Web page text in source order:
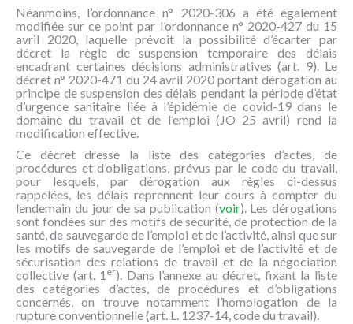
Néanmoins, l’ordonnance n° 2020-306 a été également
modifiée sur ce point par l’ordonnance n° 2020-427 du 15
avril 2020, laquelle prévoit la possibilité d’écarter par
décret la règle de suspension temporaire des délais
encadrant certaines décisions administratives (art. 9). Le
décret n° 2020-471 du 24 avril 2020 portant dérogation au
principe de suspension des délais pendant la période d’état
d’urgence sanitaire liée à l’épidémie de covid-19 dans le
domaine du travail et de l’emploi (JO 25 avril) rend la
modification effective.
Ce décret dresse la liste des catégories d’actes, de
procédures et d’obligations, prévus par le code du travail,
pour lesquels, par dérogation aux règles ci-dessus
rappelées, les délais reprennent leur cours à compter du
lendemain du jour de sa publication (voir). Les dérogations
sont fondées sur des motifs de sécurité, de protection de la
santé, de sauvegarde de l’emploi et de l’activité, ainsi que sur
les motifs de sauvegarde de l’emploi et de l’activité et de
sécurisation des relations de travail et de la négociation
collective (art. 1 er). Dans l’annexe au décret, fixant la liste
des catégories d’actes, de procédures et d’obligations
concernés, on trouve notamment l’homologation de la
rupture conventionnelle (art. L. 1237-14, code du travail).